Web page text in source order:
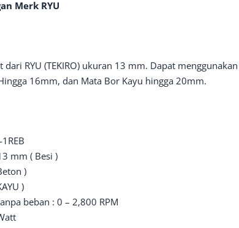
Merk RYU
dari RYU (TEKIRO) ukuran 13 mm. Dapat
16mm, dan Mata Bor Kayu hingga 20mm.
mm ( Besi )
)
)
beban : 0 – 2,800 RPM